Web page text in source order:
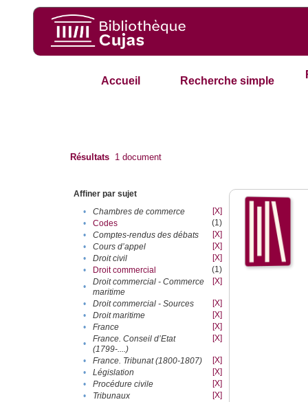
Accueil Recherche simple
Résultats 1 document
Affiner par sujet
•
Chambres de commerce
[X]
•
Codes
(1)
•
Comptes-rendus des débats
[X]
•
Cours d’appel
[X]
•
Droit civil
[X]
•
Droit commercial
(1)
•
Droit commercial - Commerce
maritime
[X]
• Droit commercial - Sources
[X]
•
Droit maritime
[X]
•
France
[X]
•
France. Conseil d’Etat
(1799-....)
[X]
• France. Tribunat (1800-1807)
[X]
•
Législation
[X]
•
Procédure civile
[X]
•
Tribunaux
[X]